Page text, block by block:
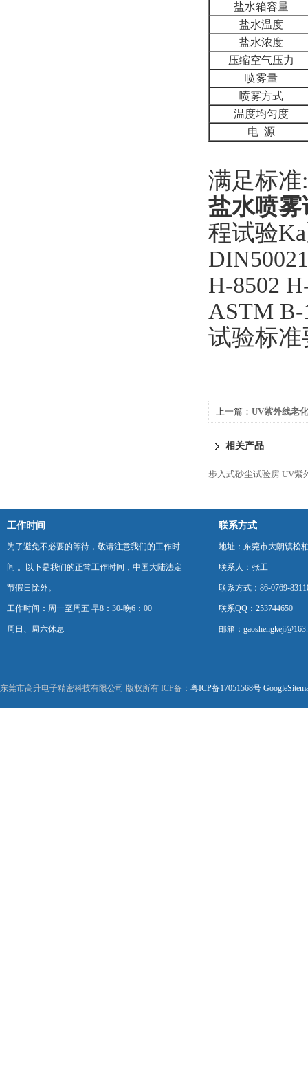
盐水箱容量
盐水温度
盐水浓度
压缩空气压力
喷雾量
喷雾方式
温度均匀度
电 源
满足标准:
盐水喷雾
程试验
H-8502
ASTM B-
试验标准
上一篇： UV紫外线老
相关产品
步入式砂尘试验房 UV紫
工作时间
为了避免不必要的等待，敬请注意我们的工作时
间 。以下是我们的正常工作时间，中国大陆法定
节假日除外。
工作时间：周一至周五 早8：30-晚6：00
周日、周六休息
联系方式
地址：东莞市大朗镇松
联系人：张工
联系方式：86-0769-
联系QQ：253744650
邮箱：
东莞市高升电子精密科技有限公司 版权所有 ICP备： 粤ICP备17051568号